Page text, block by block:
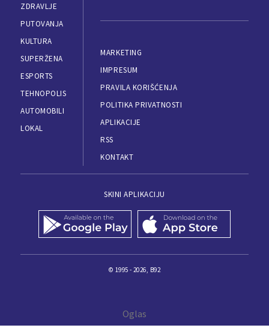
ZDRAVLJE
PUTOVANJA
KULTURA
SUPERŽENA
ESPORTS
TEHNOPOLIS
AUTOMOBILI
LOKAL
MARKETING
IMPRESUM
PRAVILA KORIŠĆENJA
POLITIKA PRIVATNOSTI
APLIKACIJE
RSS
KONTAKT
SKINI APLIKACIJU
© 1995 - 2026, B92